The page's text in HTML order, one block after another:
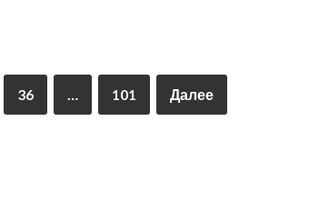
36 … 101 Далее